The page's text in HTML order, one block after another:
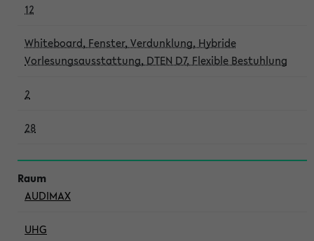
12
Whiteboard, Fenster, Verdunklung, Hybride
Vorlesungsausstattung, DTEN D7, Flexible Bestuhlung
2
28
AUDIMAX
UHG